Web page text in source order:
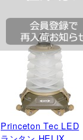
Princeton Tec LED